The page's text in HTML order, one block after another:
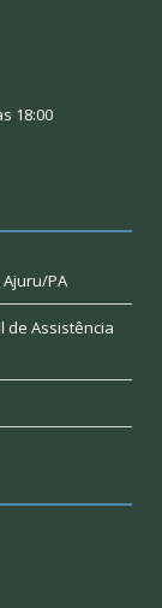
18:00
Ajuru/PA
de Assistência